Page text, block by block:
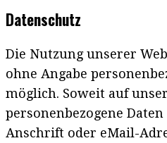
Datenschutz
Die Nutzung unserer
ohne Angabe
möglich. Soweit auf
personenbezogene
Anschrift oder eMail-